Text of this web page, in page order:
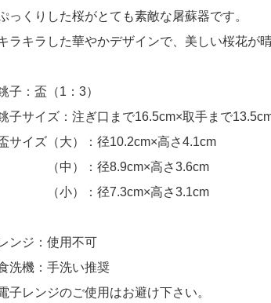
っくりした桜がとても素敵な屠蘇器です。
ラキラした華やかデザインで、美しい桜花が
子：盃（1：3）
子サイズ：注ぎ口まで16.5cm×取手まで
サイズ（大）：径10.2cm×高さ4.1cm
（中）：径8.9cm×高さ3.6cm
（小）：径7.3cm×高さ3.1cm
ンジ：使用不可
洗機：手洗い推奨
子レンジのご使用はお避け下さい。